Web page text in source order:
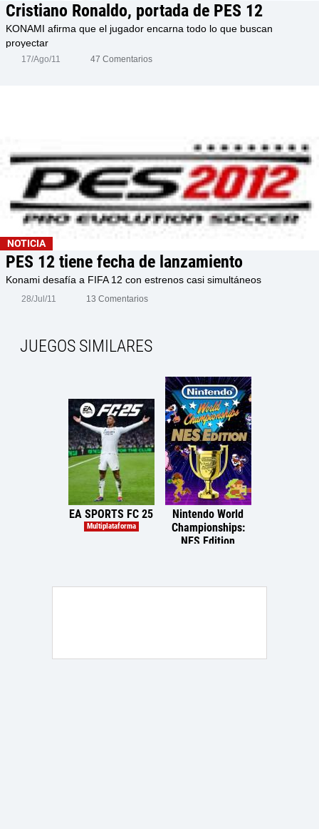
Cristiano Ronaldo, portada de PES 12
KONAMI afirma que el jugador encarna todo lo que buscan
proyectar
17/Ago/11 47 Comentarios
NOTICIA
PES 12 tiene fecha de lanzamiento
Konami desafía a FIFA 12 con estrenos casi simultáneos
28/Jul/11 13 Comentarios
JUEGOS SIMILARES
EA SPORTS FC 25
Multiplataforma
Nintendo World
Championships:
NES Edition